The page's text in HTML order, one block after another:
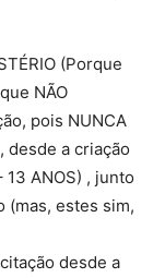
(Porque
NÃO
pois NUNCA
desde a criação
ANOS) , junto
(mas, estes sim,
desde a